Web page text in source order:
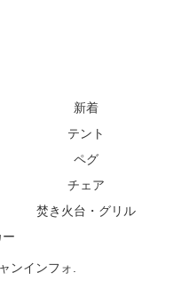
新着
テント
ペグ
チェア
焚き火台・グリル
ンインフォ.